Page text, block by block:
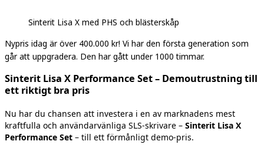
Sinterit Lisa X med PHS och blästerskåp
Nypris idag är över 400.000 kr! Vi har den första generation som
går att uppgradera. Den har gått under 1000 timmar.
Sinterit Lisa X Performance Set – Demoutrustning till
ett riktigt bra pris
Nu har du chansen att investera i en av marknadens mest
kraftfulla och användarvänliga SLS‑skrivare – Sinterit Lisa X
Performance Set – till ett förmånligt demo-pris.